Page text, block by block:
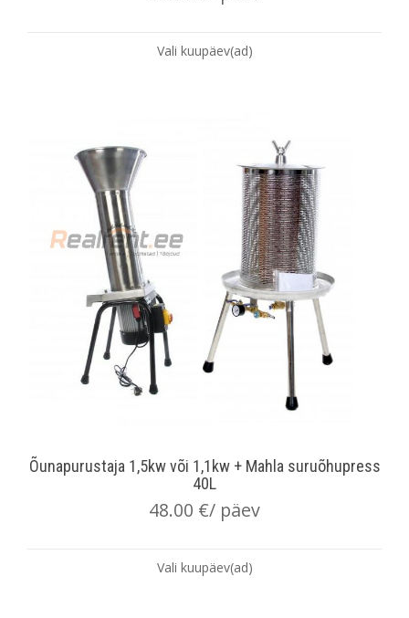
Vali kuupäev(ad)
Õunapurustaja 1,5kw või 1,1kw + Mahla suruõhupress
40L
48.00 €/ päev
Vali kuupäev(ad)